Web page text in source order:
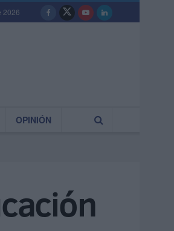
2026
OPINIÓN